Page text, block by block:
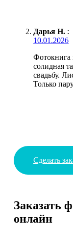
Дарья Н. :
10.01.2026
Фотокнига
солидная
свадьбу.
Только
Сделать
Заказать
онлайн